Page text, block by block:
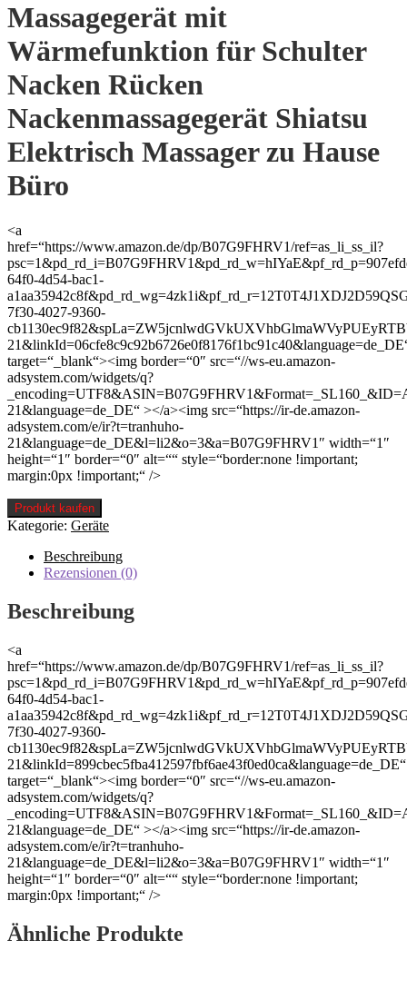
Massagegerät mit
Wärmefunktion für Schulter
Nacken Rücken
Nackenmassagegerät Shiatsu
Elektrisch Massager zu Hause
Büro
<a
href=“https://www.amazon.de/dp/B07G9FHRV1/ref=as_li_ss_il?
64f0-4d54-bac1-
7f30-4027-9360-
target=“_blank“><img border=“0″ src=“//ws-eu.amazon-
adsystem.com/widgets/q?
21&language=de_DE“ ></a><img src=“https://ir-de.amazon-
adsystem.com/e/ir?t=tranhuho-
21&language=de_DE&l=li2&o=3&a=B07G9FHRV1″ width=“1″
height=“1″ border=“0″ alt=““ style=“border:none !important;
margin:0px !important;“ />
Produkt kaufen
Kategorie: Geräte
Beschreibung
Rezensionen (0)
Beschreibung
<a
href=“https://www.amazon.de/dp/B07G9FHRV1/ref=as_li_ss_il?
64f0-4d54-bac1-
7f30-4027-9360-
21&linkId=899cbec5fba412597fbf6ae43f0ed0ca&language=de_DE“
target=“_blank“><img border=“0″ src=“//ws-eu.amazon-
adsystem.com/widgets/q?
21&language=de_DE“ ></a><img src=“https://ir-de.amazon-
adsystem.com/e/ir?t=tranhuho-
21&language=de_DE&l=li2&o=3&a=B07G9FHRV1″ width=“1″
height=“1″ border=“0″ alt=““ style=“border:none !important;
margin:0px !important;“ />
Ähnliche Produkte